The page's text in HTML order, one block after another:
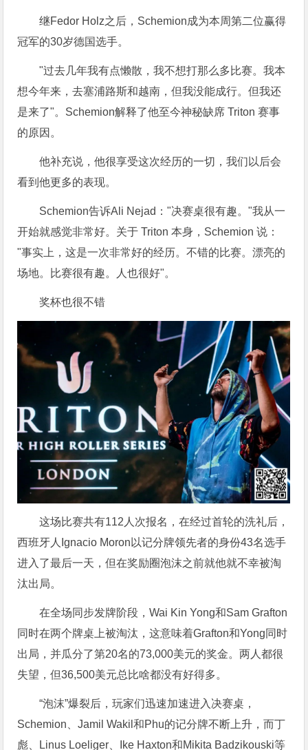
继Fedor Holz之后，Schemion成为本周第二位赢得
冠军的30岁德国选手。
"过去几年我有点懒散，我不想打那么多比赛。我本
想今年来，去塞浦路斯和越南，但我没能成行。但我还
是来了"。Schemion解释了他至今神秘缺席 Triton 赛事
的原因。
他补充说，他很享受这次经历的一切，我们以后会
看到他更多的表现。
Schemion告诉Ali Nejad："决赛桌很有趣。"我从一
开始就感觉非常好。关于 Triton 本身，Schemion 说：
"事实上，这是一次非常好的经历。不错的比赛。漂亮的
场地。比赛很有趣。人也很好"。
奖杯也很不错
这场比赛共有112人次报名，在经过首轮的洗礼后，
西班牙人Ignacio Moron以记分牌领先者的身份43名选手
进入了最后一天，但在奖励圈泡沫之前就他就不幸被淘
汰出局。
在全场同步发牌阶段，Wai Kin Yong和Sam Grafton
同时在两个牌桌上被淘汰，这意味着Grafton和Yong同时
出局，并瓜分了第20名的73,000美元的奖金。两人都很
失望，但36,500美元总比啥都没有好得多。
“泡沫”爆裂后，玩家们迅速加速进入决赛桌，
Schemion、Jamil Wakil和Phu的记分牌不断上升，而丁
彪、Linus Loeliger、Ike Haxton和Mikita Badzikouski等